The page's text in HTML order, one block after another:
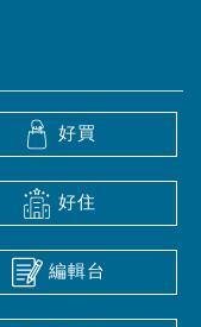
好買
好住
編輯台